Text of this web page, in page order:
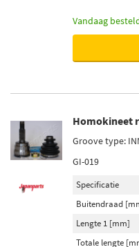
Vandaag
Homokineet
Groove type:
GI-019
Specificatie
Buitendraad
Lengte 1 [mm]
Totale lengte